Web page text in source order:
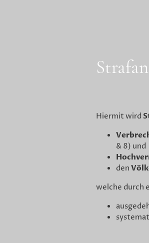
Hiermit wird
& 8) und
den
welche durch